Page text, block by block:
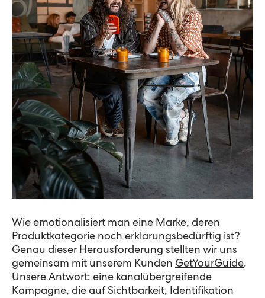
Wie emotionalisiert man eine Marke, deren
Produktkategorie noch erklärungsbedürftig ist?
Genau dieser Herausforderung stellten wir uns
gemeinsam mit unserem Kunden GetYourGuide.
Unsere Antwort: eine kanalübergreifende
Kampagne, die auf Sichtbarkeit, Identifikation